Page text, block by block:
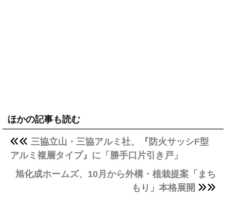
ほかの記事も読む
三協立山・三協アルミ社、『防火サッシF型
アルミ複層タイプ』に「勝手口片引き戸」
旭化成ホームズ、10月から外構・植栽提案「まち
もり」本格展開